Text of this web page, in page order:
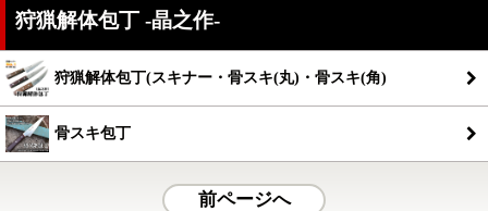
狩猟解体包丁 -晶之作-
狩猟解体包丁(スキナー・骨スキ(丸)・骨スキ(角)
骨スキ包丁
前ページへ